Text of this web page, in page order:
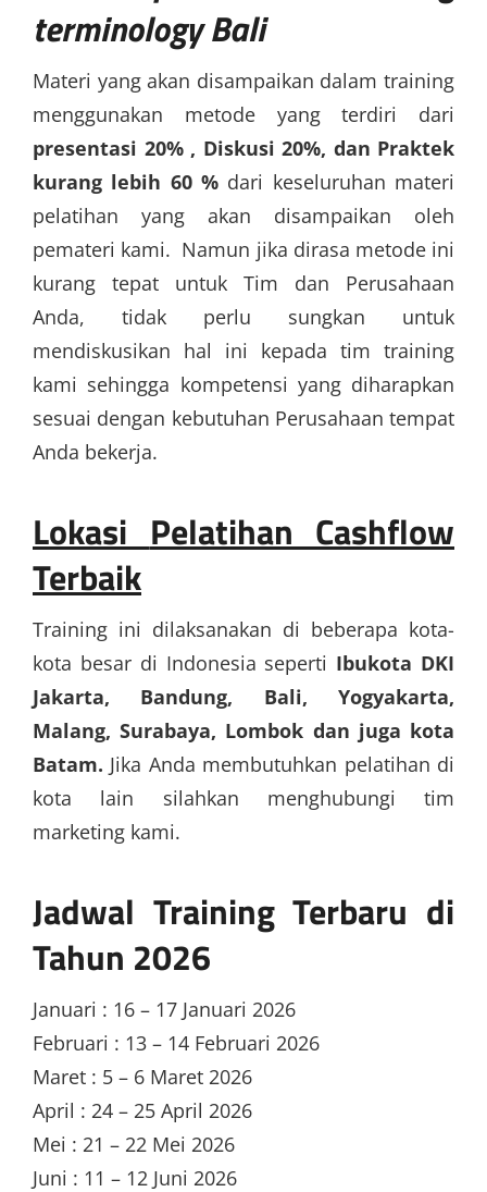
terminology Bali
Materi yang akan disampaikan dalam training
menggunakan metode yang terdiri dari
presentasi 20% , Diskusi 20%, dan Praktek
kurang lebih 60 % dari keseluruhan materi
pelatihan yang akan disampaikan oleh
pemateri kami. Namun jika dirasa metode ini
kurang tepat untuk Tim dan Perusahaan
Anda, tidak perlu sungkan untuk
mendiskusikan hal ini kepada tim training
kami sehingga kompetensi yang diharapkan
sesuai dengan kebutuhan Perusahaan tempat
Anda bekerja.
Lokasi Pelatihan Cashflow
Terbaik
Training ini dilaksanakan di beberapa kota-
kota besar di Indonesia seperti Ibukota DKI
Jakarta, Bandung, Bali, Yogyakarta,
Malang, Surabaya, Lombok dan juga kota
Batam. Jika Anda membutuhkan pelatihan di
kota lain silahkan menghubungi tim
marketing kami.
Jadwal Training Terbaru di
Tahun 2026
Januari : 16 – 17 Januari 2026
Februari : 13 – 14 Februari 2026
Maret : 5 – 6 Maret 2026
April : 24 – 25 April 2026
Mei : 21 – 22 Mei 2026
Juni : 11 – 12 Juni 2026